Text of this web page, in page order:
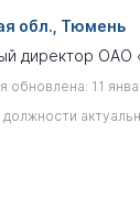
обл., Тюмень
директор ОАО
обновлена: 11